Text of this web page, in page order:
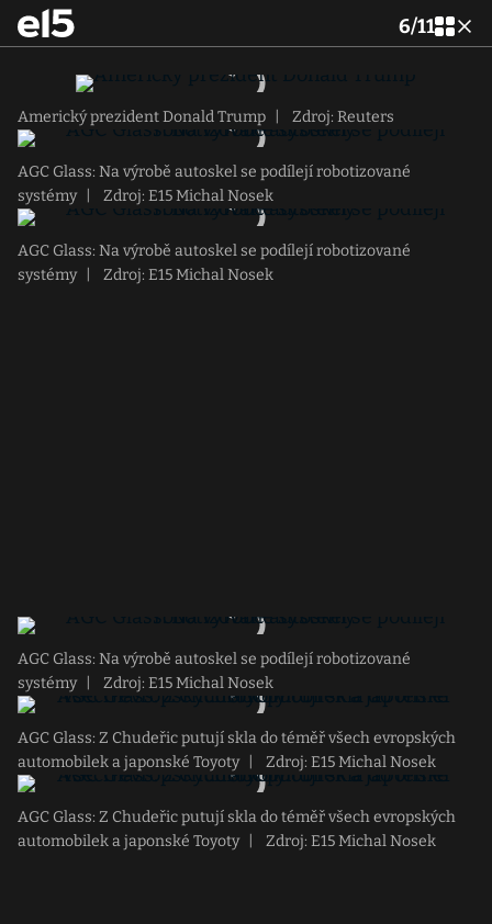
6/11
Americký prezident Donald Trump Zdroj: Reuters
AGC Glass: Na výrobě autoskel se podílejí robotizované
systémy
Zdroj: E15 Michal Nosek
AGC Glass: Na výrobě autoskel se podílejí robotizované
systémy
Zdroj: E15 Michal Nosek
AGC Glass: Na výrobě autoskel se podílejí robotizované
systémy
Zdroj: E15 Michal Nosek
AGC Glass: Z Chudeřic putují skla do téměř všech evropských
automobilek a japonské Toyoty
Zdroj: E15 Michal Nosek
AGC Glass: Z Chudeřic putují skla do téměř všech evropských
automobilek a japonské Toyoty
Zdroj: E15 Michal Nosek